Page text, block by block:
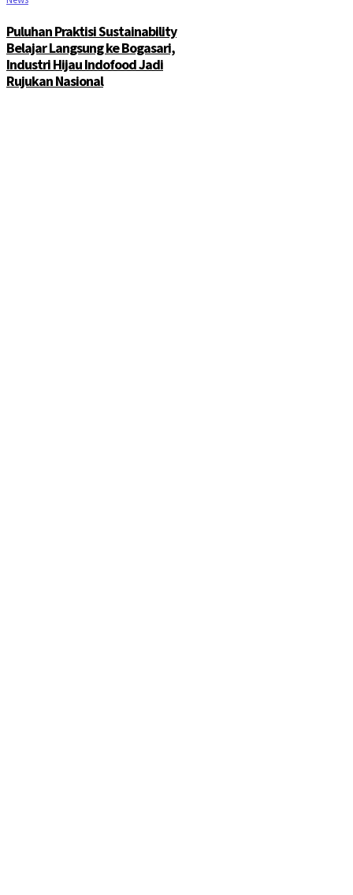
Puluhan Praktisi Sustainability
Belajar Langsung ke Bogasari,
Industri Hijau Indofood Jadi
Rujukan Nasional